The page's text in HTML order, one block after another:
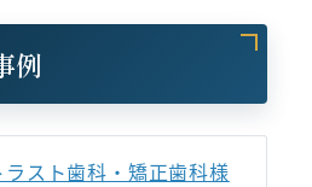
例
スト歯科・矯正歯科様